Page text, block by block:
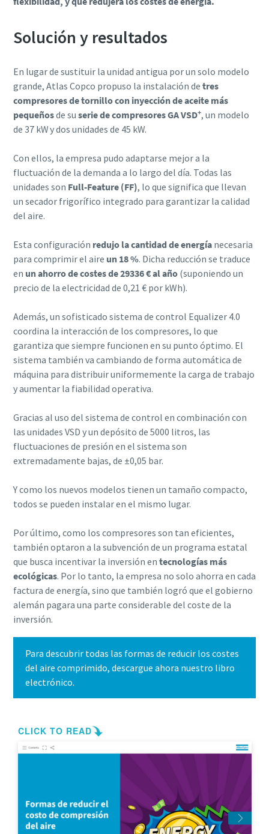
Solución y resultados
En lugar de sustituir la unidad antigua por un solo modelo
grande, Atlas Copco propuso la instalación de tres
compresores de tornillo con inyección de aceite más
pequeñosde su serie de compresores GA VSD+, un modelo
de 37 kWy dos unidades de 45 kW.
Con ellos, la empresa pudo adaptarse mejor a la
fluctuación de la demanda a lo largo del día. Todas las
unidades son Full-Feature (FF), lo que significa que llevan
un secador frigorífico integrado para garantizar la calidad
del aire.
Esta configuración redujo la cantidad de energíanecesaria
para comprimir el aire un 18 %. Dicha reducción se traduce
en un ahorro de costes de 29336 € al año(suponiendo un
precio de la electricidad de 0,21 € por kWh).
Además, un sofisticado sistema de control Equalizer 4.0
coordina la interacción de los compresores, lo que
garantiza que siempre funcionen en su punto óptimo. El
sistema también va cambiando de forma automática de
máquina para distribuir uniformemente la carga de trabajo
y aumentar la fiabilidad operativa.
Gracias al uso del sistema de control en combinación con
las unidades VSD y un depósito de 5000 litros, las
fluctuaciones de presión en el sistema son
extremadamente bajas, de ±0,05 bar.
Y como los nuevos modelos tienen un tamaño compacto,
todos se pueden instalar en el mismo lugar.
Por último, como los compresores son tan eficientes,
también optaron a la subvención de un programa estatal
que busca incentivar la inversión en tecnologías más
ecológicas. Por lo tanto, la empresa no solo ahorra en cada
factura de energía, sino que también logró que el gobierno
alemán pagara una parte considerable del coste de la
inversión.
Para descubrir todas las formas de reducir los costes
del aire comprimido, descargue ahora nuestro libro
electrónico.